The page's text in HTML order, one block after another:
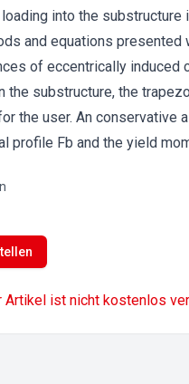
into the substructure
and equations
of eccentrically
the substructure, the
the user. An conservative
profile Fb and the yield
Artikel ist nicht kostenlos